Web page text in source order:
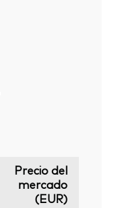
Precio del
mercado
(EUR)